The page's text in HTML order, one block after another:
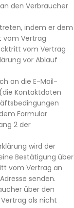
den Verbraucher
indem er dem
vom Vertrag
vom Vertrag
vor Ablauf
an die E-Mail-
Kontaktdaten
Formular
2 der
wird der
Bestätigung über
vom Vertrag an
senden.
über den
als nicht